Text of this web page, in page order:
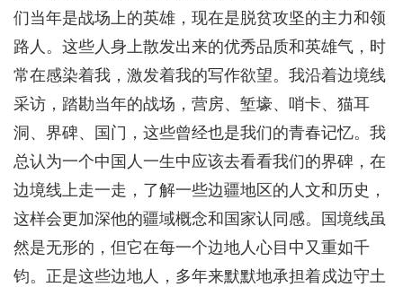
们当年是战场上的英雄，现在是脱贫攻坚的主力和领
路人。这些人身上散发出来的优秀品质和英雄气，时
常在感染着我，激发着我的写作欲望。我沿着边境线
采访，踏勘当年的战场，营房、堑壕、哨卡、猫耳
洞、界碑、国门，这些曾经也是我们的青春记忆。我
总认为一个中国人一生中应该去看看我们的界碑，在
边境线上走一走，了解一些边疆地区的人文和历史，
这样会更加深他的疆域概念和国家认同感。国境线虽
然是无形的，但它在每一个边地人心目中又重如千
钧。正是这些边地人，多年来默默地承担着戍边守土